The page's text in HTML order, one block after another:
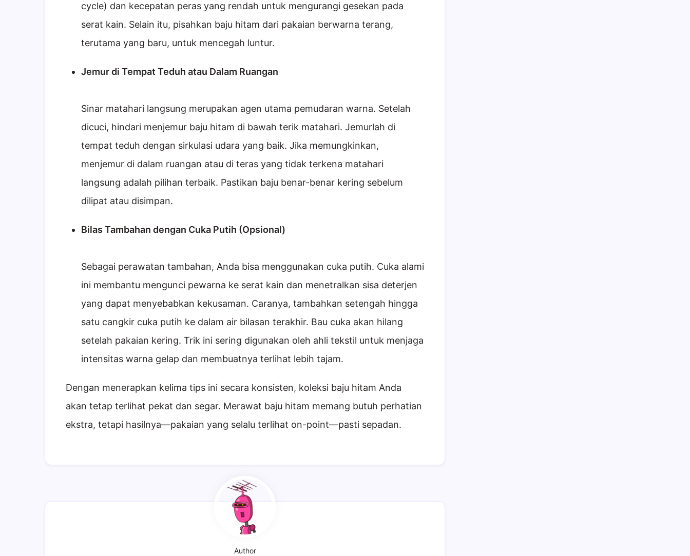
cycle) dan kecepatan peras yang rendah untuk mengurangi gesekan pada
serat kain. Selain itu, pisahkan baju hitam dari pakaian berwarna terang,
terutama yang baru, untuk mencegah luntur.
Jemur di Tempat Teduh atau Dalam Ruangan
Sinar matahari langsung merupakan agen utama pemudaran warna. Setelah
dicuci, hindari menjemur baju hitam di bawah terik matahari. Jemurlah di
tempat teduh dengan sirkulasi udara yang baik. Jika memungkinkan,
menjemur di dalam ruangan atau di teras yang tidak terkena matahari
langsung adalah pilihan terbaik. Pastikan baju benar-benar kering sebelum
dilipat atau disimpan.
Bilas Tambahan dengan Cuka Putih (Opsional)
Sebagai perawatan tambahan, Anda bisa menggunakan cuka putih. Cuka alami
ini membantu mengunci pewarna ke serat kain dan menetralkan sisa deterjen
yang dapat menyebabkan kekusaman. Caranya, tambahkan setengah hingga
satu cangkir cuka putih ke dalam air bilasan terakhir. Bau cuka akan hilang
setelah pakaian kering. Trik ini sering digunakan oleh ahli tekstil untuk menjaga
intensitas warna gelap dan membuatnya terlihat lebih tajam.
Dengan menerapkan kelima tips ini secara konsisten, koleksi baju hitam Anda
akan tetap terlihat pekat dan segar. Merawat baju hitam memang butuh perhatian
ekstra, tetapi hasilnya—pakaian yang selalu terlihat on-point—pasti sepadan.
Author